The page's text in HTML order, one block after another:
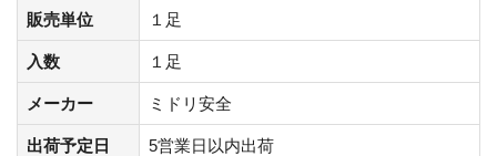
販売単位 １足
入数 １足
メーカー ミドリ安全
出荷予定日 5営業日以内出荷